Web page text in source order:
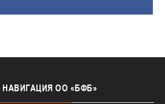
НАВИГАЦИЯ ОО «БФБ»